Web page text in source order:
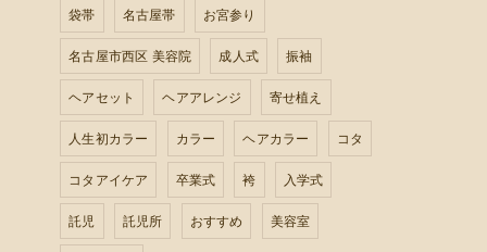
袋帯 名古屋帯 お宮参り
名古屋市西区 美容院 成人式 振袖
ヘアセット ヘアアレンジ 寄せ植え
人生初カラー カラー ヘアカラー コタ
コタアイケア 卒業式 袴 入学式
託児 託児所 おすすめ 美容室